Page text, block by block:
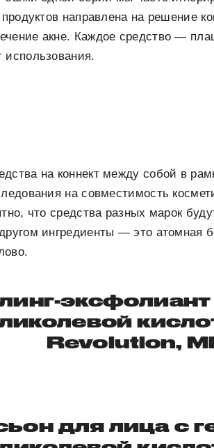
направлена на решение
акне. Каждое средство —
на коннект между собой в
на совместимость
что средства разных марок
ингредиенты — это атомная
Revolution,
для лица с